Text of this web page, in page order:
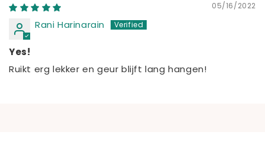
05/16/2022
Rani Harinarain
Yes!
Ruikt erg lekker en geur blijft lang hangen!